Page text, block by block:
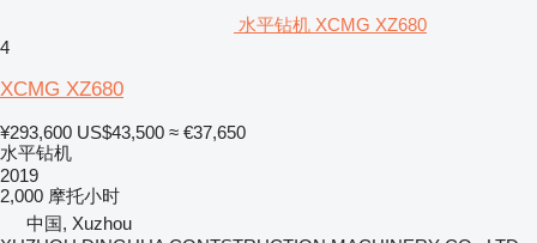
水平钻机 XCMG XZ680
4
XCMG XZ680
¥293,600 US$43,500 ≈ €37,650
水平钻机
2019
2,000 摩托小时
中国, Xuzhou